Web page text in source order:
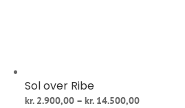
Sol over Ribe
kr.2.900,00 – kr.14.500,00Prisinterval: